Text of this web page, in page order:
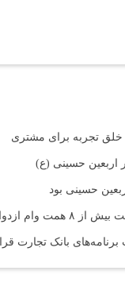
خلق تجربه برای مشتری
اربعین حسینی (ع)
حسینی بود
بانک تجارت